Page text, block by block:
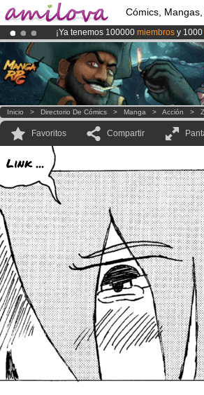
Cómics,
¡Ya tenemos 100000 miembros y 1000
¡El Kickstarter Amilova está
¡Conviertete en Premium por3.95 euros
Inicio > Directorio De Cómics > Manga > Acción >
Favoritos Compartir
Link ...